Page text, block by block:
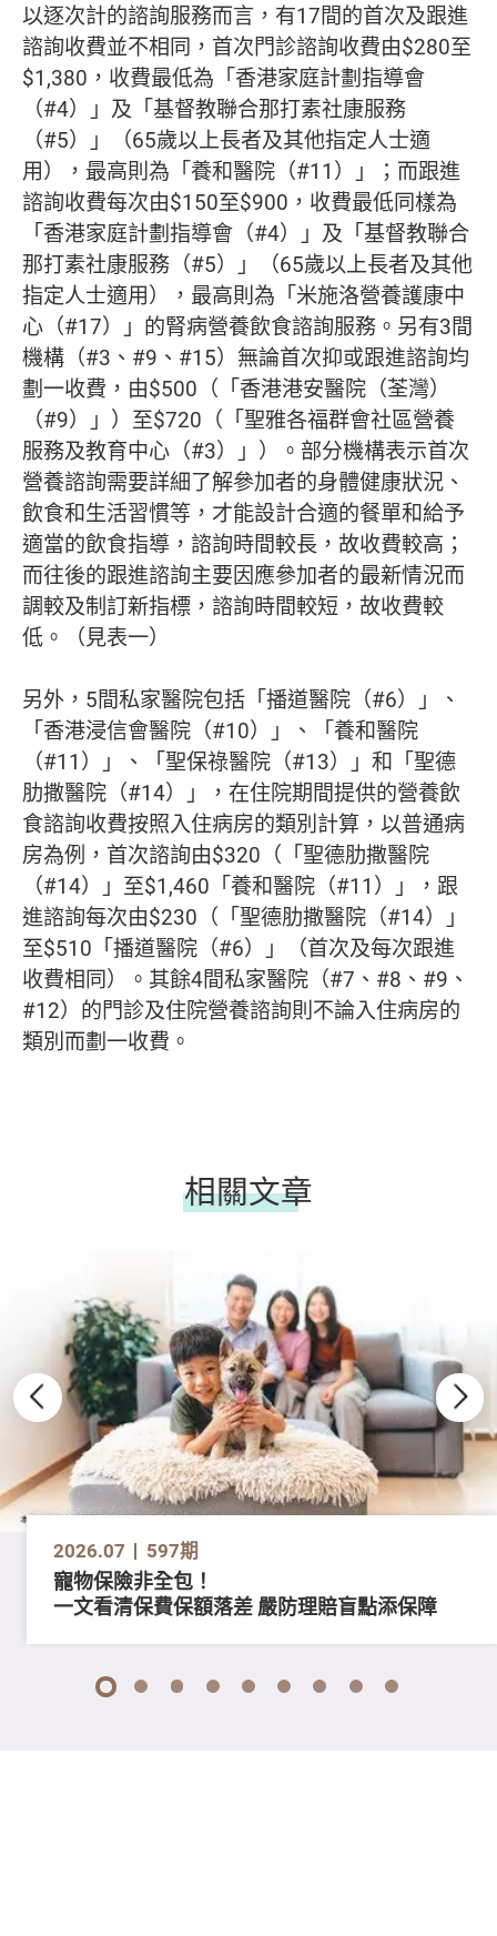
以逐次計的諮詢服務而言，有17間的首次及跟進
諮詢收費並不相同，首次門診諮詢收費由$280至
$1,380，收費最低為「香港家庭計劃指導會
（#4）」及「基督教聯合那打素社康服務
（#5）」（65歲以上長者及其他指定人士適
用），最高則為「養和醫院（#11）」；而跟進
諮詢收費每次由$150至$900，收費最低同樣為
「香港家庭計劃指導會（#4）」及「基督教聯合
那打素社康服務（#5）」（65歲以上長者及其他
指定人士適用），最高則為「米施洛營養護康中
心（#17）」的腎病營養飲食諮詢服務。另有3間
機構（#3、#9、#15）無論首次抑或跟進諮詢均
劃一收費，由$500（「香港港安醫院（荃灣）
（#9）」）至$720（「聖雅各福群會社區營養
服務及教育中心（#3）」）。部分機構表示首次
營養諮詢需要詳細了解參加者的身體健康狀況、
飲食和生活習慣等，才能設計合適的餐單和給予
適當的飲食指導，諮詢時間較長，故收費較高；
而往後的跟進諮詢主要因應參加者的最新情況而
調較及制訂新指標，諮詢時間較短，故收費較
低。（見表一）
另外，5間私家醫院包括「播道醫院（#6）」、
「香港浸信會醫院（#10）」、「養和醫院
（#11）」、「聖保祿醫院（#13）」和「聖德
肋撒醫院（#14）」，在住院期間提供的營養飲
食諮詢收費按照入住病房的類別計算，以普通病
房為例，首次諮詢由$320（「聖德肋撒醫院
（#14）」至$1,460「養和醫院（#11）」，跟
進諮詢每次由$230（「聖德肋撒醫院（#14）」
至$510「播道醫院（#6）」（首次及每次跟進
收費相同）。其餘4間私家醫院（#7、#8、#9、
#12）的門診及住院營養諮詢則不論入住病房的
類別而劃一收費。
相關文章
2026.07 597期
寵物保險非全包！
一文看清保費保額落差 嚴防理賠盲點添保障
1 2 3 4 5 6 7 8 9